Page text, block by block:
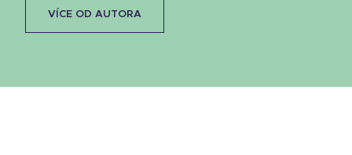
VÍCE OD AUTORA